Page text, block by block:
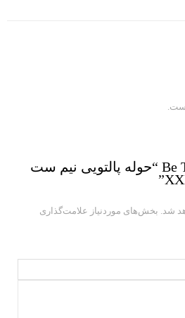
Be The First To Review “حوله پالتویی نیم ست
شد. بخش‌های موردنیاز علامت‌گذاری